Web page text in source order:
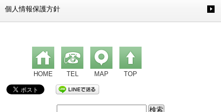
個人情報保護方針
HOME TEL MAP TOP